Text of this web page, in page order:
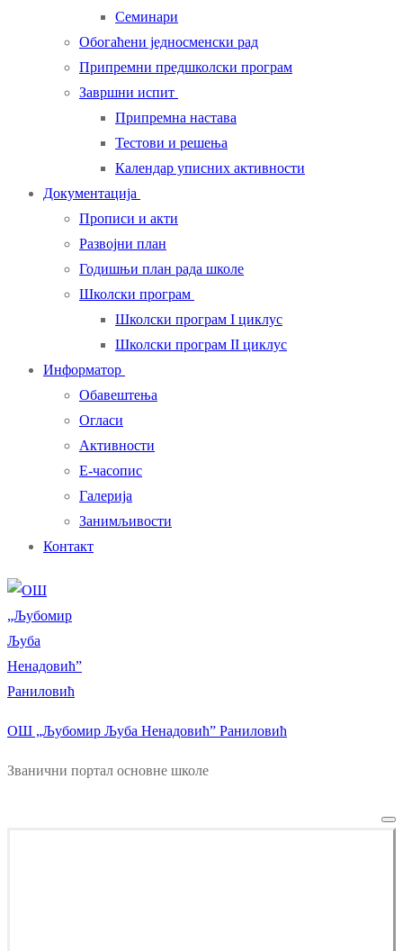
Семинари
Обогаћени једносменски рад
Припремни предшколски програм
Завршни испит
Припремна настава
Тестови и решења
Календар уписних активности
Документација
Прописи и акти
Развојни план
Годишњи план рада школе
Школски програм
Школски програм I циклус
Школски програм II циклус
Информатор
Обавештења
Огласи
Активности
Е-часопис
Галерија
Занимљивости
Контакт
ОШ „Љубомир Љуба Ненадовић” Раниловић
Званични портал основне школе